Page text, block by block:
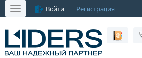
Меню Войти Регистрация